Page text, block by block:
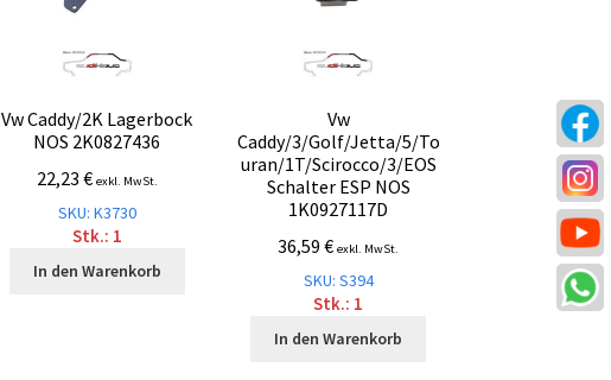
Vw Caddy/2K Lagerbock
NOS 2K0827436
22,23 € exkl. MwSt.
SKU: K3730
Stk.: 1
In den Warenkorb
Vw
Caddy/3/Golf/Jetta/5/To
uran/1T/Scirocco/3/EOS
Schalter ESP NOS
1K0927117D
36,59€ exkl. MwSt.
SKU: S394
Stk.: 1
In den Warenkorb